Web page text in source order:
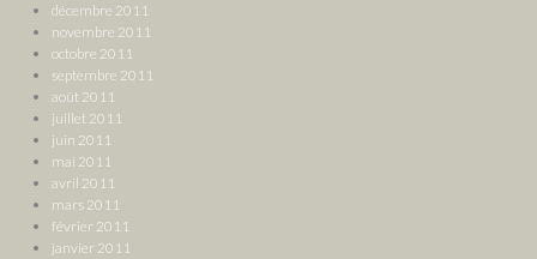
décembre 2011
novembre 2011
octobre 2011
septembre 2011
août 2011
juillet 2011
juin 2011
mai 2011
avril 2011
mars 2011
février 2011
janvier 2011